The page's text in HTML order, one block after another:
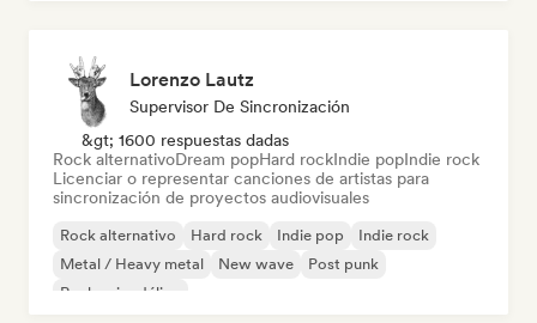
Lorenzo Lautz
Supervisor De Sincronización
&gt; 1600 respuestas dadas
Rock alternativoDream popHard rockIndie popIndie rock
Licenciar o representar canciones de artistas para
sincronización de proyectos audiovisuales
Rock alternativo Hard rock Indie pop
Indie rock
Metal / Heavy metal
New wave
Post punk
Rock psicodélico